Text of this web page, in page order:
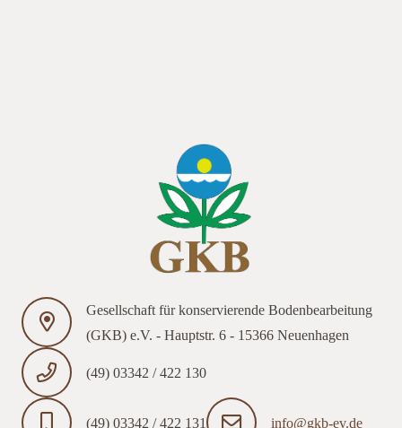
Gesellschaft für konservierende Bodenbearbeitung
(GKB) e.V. - Hauptstr. 6 - 15366 Neuenhagen
(49) 03342 / 422 130
(49) 03342 / 422 131 info@gkb-ev.de